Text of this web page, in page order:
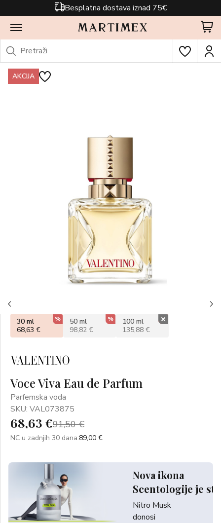
Besplatna dostava iznad 75€
AKCIJA
Voce Viva Eau de Parfum
Parfemska voda
SKU: VAL073875
68,63 €91,50 €
NC u zadnjih 30 dana:89,00 €
Nova ikona
Scentologije je
Nitro Musk
donosi
30 ml
68,63 €
%
50 ml
98,82 €
%
100 ml
135,88 €
%